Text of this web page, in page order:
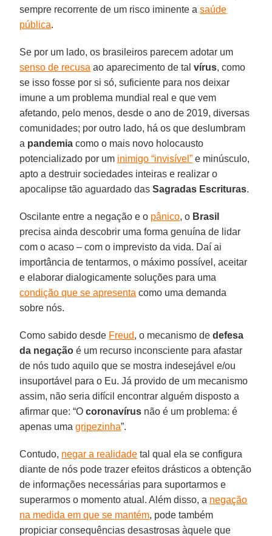
sempre recorrente de um risco iminente asaúde
pública.
Se por um lado, os brasileiros parecem adotar um
senso de recusa ao aparecimento de talvírus, como
se isso fosse por si só, suficiente para nos deixar
imune a um problema mundial real e que vem
afetando, pelo menos, desde o ano de 2019, diversas
comunidades; por outro lado, há os que deslumbram
a pandemia como o mais novo holocausto
potencializado por um inimigo “invisível” e minúsculo,
apto a destruir sociedades inteiras e realizar o
apocalipse tão aguardado dasSagradas Escrituras.
Oscilante entre a negação e o pânico, o Brasil
precisa ainda descobrir uma forma genuína de lidar
com o acaso – com o imprevisto da vida. Daí ai
importância de tentarmos, o máximo possível, aceitar
e elaborar dialogicamente soluções para uma
condição que se apresenta como uma demanda
sobre nós.
Como sabido desde Freud, o mecanismo dedefesa
da negação é um recurso inconsciente para afastar
de nós tudo aquilo que se mostra indesejável e/ou
insuportável para o Eu. Já provido de um mecanismo
assim, não seria difícil encontrar alguém disposto a
afirmar que: “Ocoronavírus não é um problema: é
apenas umagripezinha”.
Contudo, negar a realidade tal qual ela se configura
diante de nós pode trazer efeitos drásticos a obtenção
de informações necessárias para suportarmos e
superarmos o momento atual. Além disso, a negação
na medida em que se mantém, pode também
propiciar consequências desastrosas àquele que